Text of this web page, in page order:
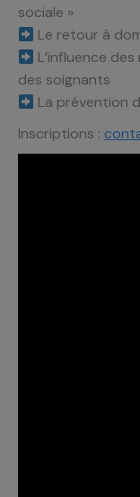
sociale »
Le retour à
L’influence
des soignants
La prévention
Inscriptions :